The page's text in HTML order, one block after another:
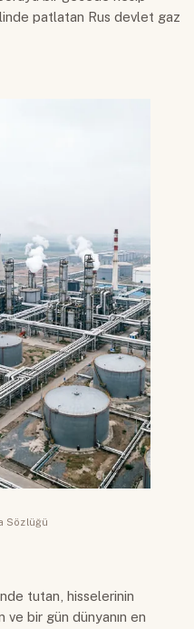
patlatan Rus devlet gaz
Sözlüğü
tutan, hisselerinin
bir gün dünyanın en